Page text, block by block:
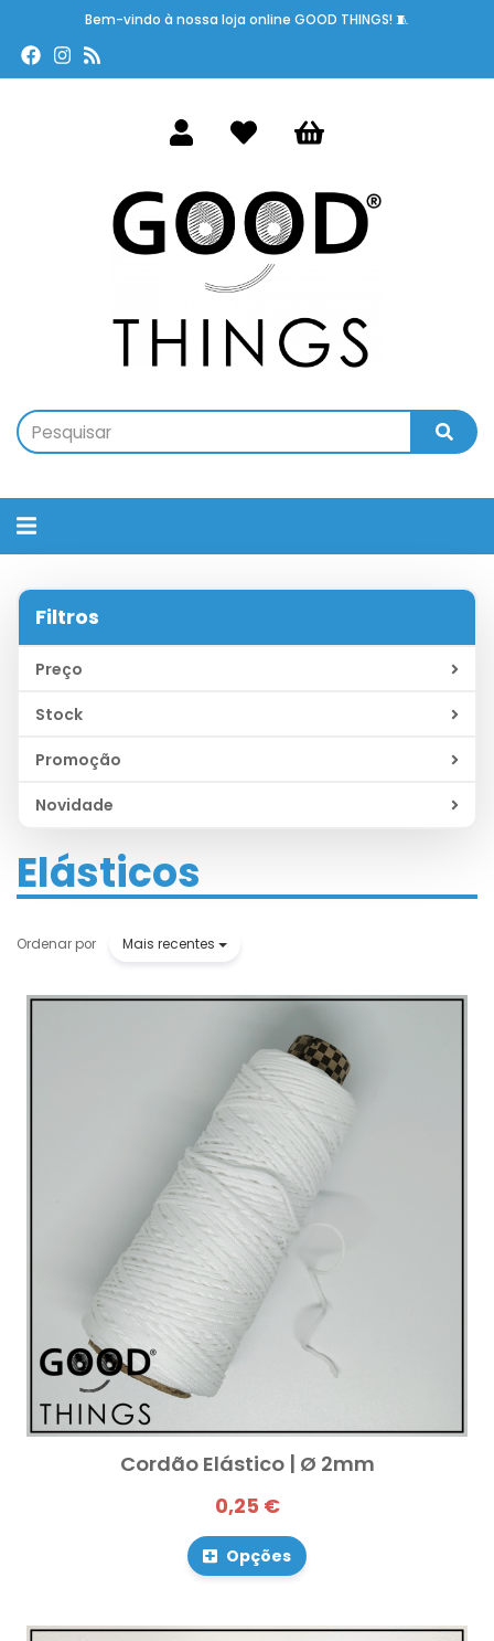
Bem-vindo à nossa loja online GOOD THINGS! 🧵
Alternar
navegação
Filtros
Preço
Stock
Promoção
Novidade
Elásticos
Ordenar por Mais recentes
Cordão Elástico | Ø 2mm
0,25 €
Opções